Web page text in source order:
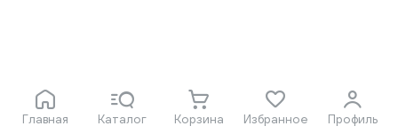
Главная Каталог Корзина Избранное Профиль
Последняя цена
16 220 ₽ 162.2 ₽/м
Акустический кабель REXANT 2х1,50 мм2, прозрачный, серия